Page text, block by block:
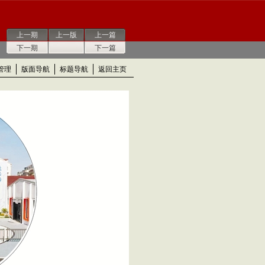
上一期
下一期
上一版
上一篇
下一篇
理 版面导航 标题导航 返回主页